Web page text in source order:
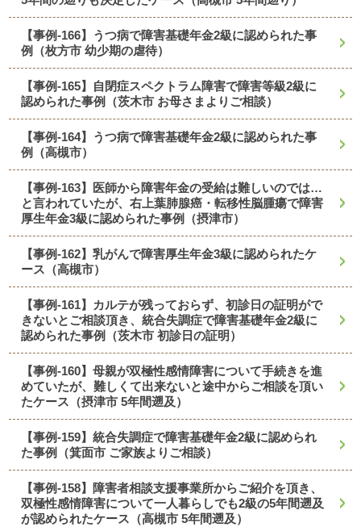
【事例-166】うつ病で障害基礎年金2級に認められた事
例（枚方市 幼少期の虐待）
【事例-165】自閉症スペクトラム障害で障害等級2級に
認められた事例（茨木市 お母さまよりご相談）
【事例-164】うつ病で障害基礎年金2級に認められた事
例（高槻市）
【事例-163】医師から障害年金の受給は難しいのでは…
と言われていたが、右上葉肺腺癌・転移性脳腫瘍で障害
厚生年金3級に認められた事例（摂津市）
【事例-162】乳がんで障害厚生年金3級に認められたケ
ース（高槻市）
【事例-161】カルテが残っておらず、初診日の証明がで
きないとご相談頂き、統合失調症で障害基礎年金2級に
認められた事例（茨木市 初診日の証明）
【事例-160】母親が双極性感情障害について手続きを進
めていたが、難しくて出来ないと途中からご相談を頂い
たケース（摂津市 5年間遡及）
【事例-159】統合失調症で障害基礎年金2級に認められ
た事例（箕面市 ご家族よりご相談）
【事例-158】障害者相談支援事業所からご紹介を頂き、
双極性感情障害について一人暮らしでも2級の5年間遡及
が認められたケース（高槻市 5年間遡及）